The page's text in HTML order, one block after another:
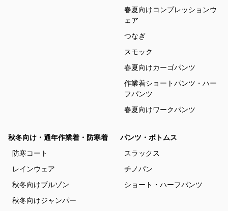
春夏向けコンプレッションウ
ェア
つなぎ
スモック
春夏向けカーゴパンツ
作業着ショートパンツ・ハー
フパンツ
春夏向けワークパンツ
秋冬向け・通年作業着・防寒着
防寒コート
レインウェア
秋冬向けブルゾン
秋冬向けジャンパー
パンツ・ボトムス
スラックス
チノパン
ショート・ハーフパンツ